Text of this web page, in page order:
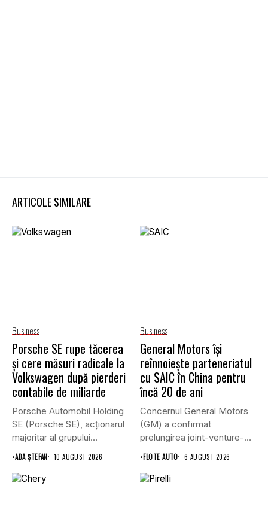
ARTICOLE SIMILARE
Business
Porsche SE rupe tăcerea
și cere măsuri radicale la
Volkswagen după pierderi
contabile de miliarde
Porsche Automobil Holding
SE (Porsche SE), acționarul
majoritar al grupului
Volkswagen, a...
•ADA ȘTEFAN 10 AUGUST 2026
Business
General Motors își
reînnoiește parteneriatul
cu SAIC în China pentru
încă 20 de ani
Concernul General Motors
(GM) a confirmat
prelungirea joint-venture-
ului său cu grupul chinez...
•FLOTE AUTO 6 AUGUST 2026